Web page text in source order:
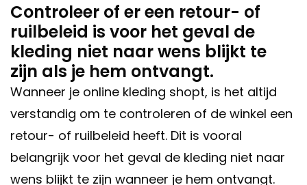
Controleer of er een retour- of
ruilbeleid is voor het geval de
kleding niet naar wens blijkt te
zijn als je hem ontvangt.
Wanneer je online kleding shopt, is het altijd
verstandig om te controleren of de winkel een
retour- of ruilbeleid heeft. Dit is vooral
belangrijk voor het geval de kleding niet naar
wens blijkt te zijn wanneer je hem ontvangt.